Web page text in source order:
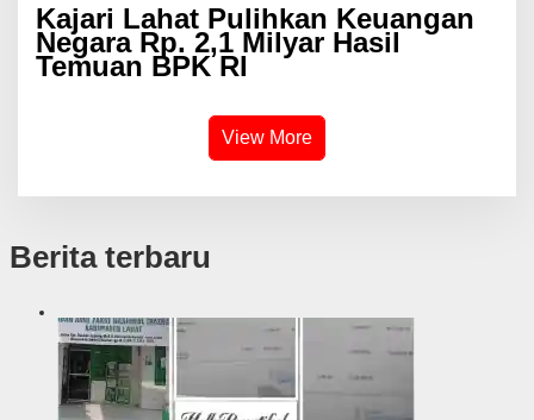
Kajari Lahat Pulihkan Keuangan
Negara Rp. 2,1 Milyar Hasil
Temuan BPK RI
View More
Berita terbaru